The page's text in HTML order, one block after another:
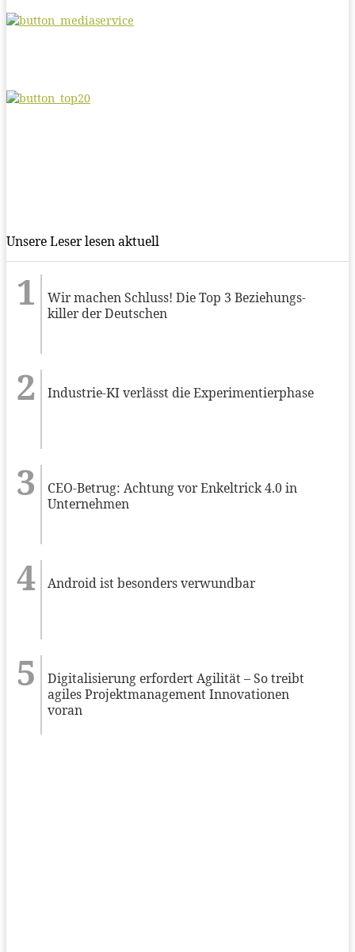
Unsere Leser lesen aktuell
Wir machen Schluss! Die Top 3 Beziehungs-
killer der Deutschen
Industrie-KI verlässt die Experimentierphase
CEO-Betrug: Achtung vor Enkeltrick 4.0 in
Unternehmen
Android ist besonders verwundbar
Digitalisierung erfordert Agilität – So treibt
agiles Projektmanagement Innovationen
voran